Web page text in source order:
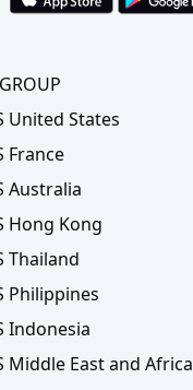
United States
France
Australia
Hong Kong
Thailand
Philippines
Indonesia
Middle East and Africa